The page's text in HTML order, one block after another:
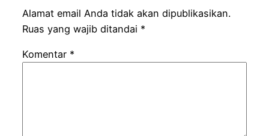
Alamat email Anda tidak akan dipublikasikan.
Ruas yang wajib ditandai *
Komentar *